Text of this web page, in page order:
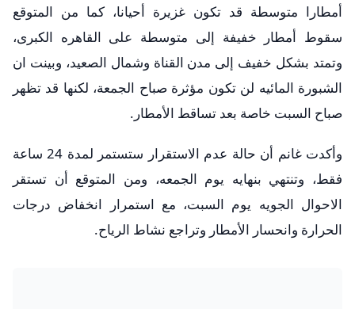
أمطارا متوسطة قد تكون غزيرة أحيانا، كما من المتوقع
سقوط أمطار خفيفة إلى متوسطة على القاهره الكبرى،
وتمتد بشكل خفيف إلى مدن القناة وشمال الصعيد، وبينت ان
الشبورة المائيه لن تكون مؤثرة صباح الجمعة، لكنها قد تظهر
صباح السبت خاصة بعد تساقط الأمطار.
وأكدت غانم أن حالة عدم الاستقرار ستستمر لمدة 24 ساعة
فقط، وتنتهي بنهايه يوم الجمعه، ومن المتوقع أن تستقر
الاحوال الجويه يوم السبت، مع استمرار انخفاض درجات
الحرارة وانحسار الأمطار وتراجع نشاط الرياح.